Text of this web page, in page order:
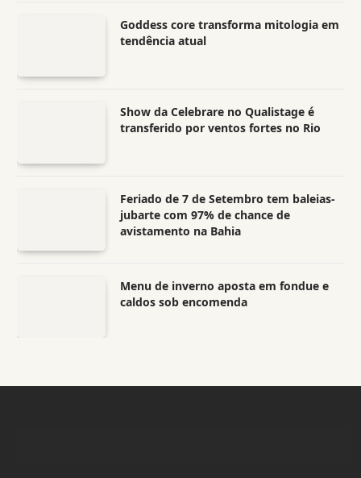
Goddess core transforma mitologia em
tendência atual
Show da Celebrare no Qualistage é
transferido por ventos fortes no Rio
Feriado de 7 de Setembro tem baleias-
jubarte com 97% de chance de
avistamento na Bahia
Menu de inverno aposta em fondue e
caldos sob encomenda